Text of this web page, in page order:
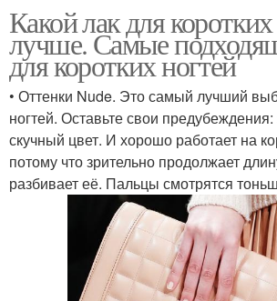
Какой лак для
лучше. Самые
для коротких ногтей
• Оттенки Nude. Это самый лучший
ногтей. Оставьте свои
скучный цвет. И хорошо работает на
потому что зрительно продолжает
разбивает её. Пальцы смотрятся